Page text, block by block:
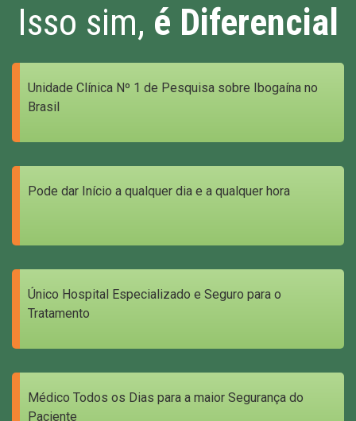
Isso sim, é Diferencial
Unidade Clínica Nº 1 de Pesquisa sobre Ibogaína no
Brasil
Pode dar Início a qualquer dia e a qualquer hora
Único Hospital Especializado e Seguro para o
Tratamento
Médico Todos os Dias para a maior Segurança do
Paciente